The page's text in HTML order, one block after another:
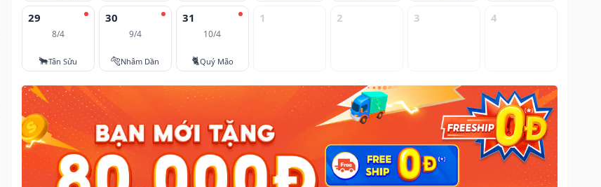
29
8/4
🐂Tân Sửu
30
9/4
🐅Nhâm Dần
31
10/4
🐈Quý Mão
1 2 3 4